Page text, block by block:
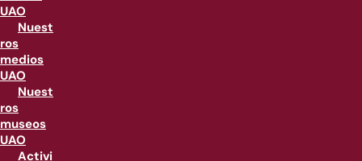
UAO
Nuest
ros
medios
UAO
Nuest
ros
museos
UAO
Activi